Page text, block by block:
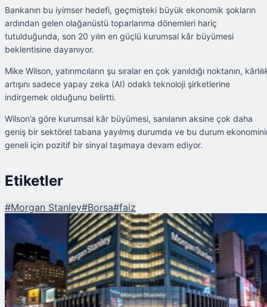
Bankanın bu iyimser hedefi, geçmişteki büyük ekonomik şokların
ardından gelen olağanüstü toparlanma dönemleri hariç
tutulduğunda, son 20 yılın en güçlü kurumsal kâr büyümesi
beklentisine dayanıyor.
Mike Wilson, yatırımcıların şu sıralar en çok yanıldığı noktanın,
artışını sadece yapay zeka (AI) odaklı teknoloji şirketlerine
indirgemek olduğunu belirtti.
Wilson’a göre kurumsal kâr büyümesi, sanılanın aksine çok daha
geniş bir sektörel tabana yayılmış durumda ve bu durum
geneli için pozitif bir sinyal taşımaya devam ediyor.
Etiketler
#Morgan Stanley#Borsa#faiz
Şu An Okunan
Morgan Stanley'den Kritik Uyarı: Tahvil Faizlerindeki Sinyal Borsaları
Vurabilir!